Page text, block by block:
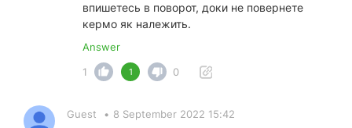
впишетесь в поворот, доки не повернете
кермо як належить.
Answer
1
1 0
Guest • 8 September 2022 15:42